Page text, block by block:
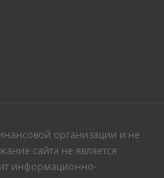
организации и не
сайта не является
информационно-